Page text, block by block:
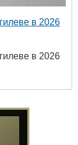
в 2026
в 2026